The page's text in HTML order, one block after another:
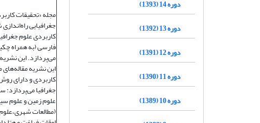
دوره 14 (1393)
دوره 13 (1392)
دوره 12 (1391)
دوره 11 (1390)
دوره 10 (1389)
کاربردی علوم
فارسی (به همراه
می‌پردازد. این
این نشریه
کاربردی و دارای
جغرافیا می‌پردازد:
علوم زمین و علوم
(مطالعات